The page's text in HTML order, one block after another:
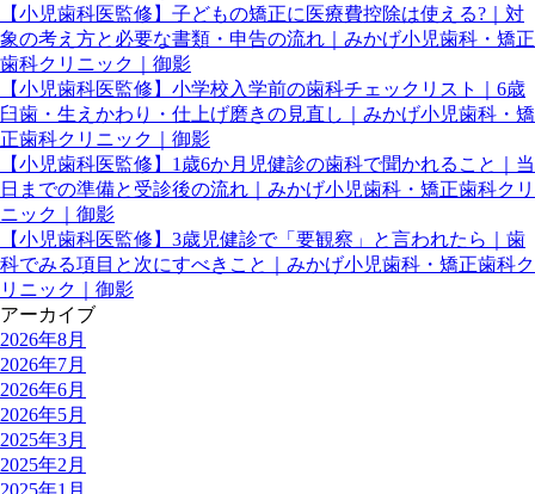
【小児歯科医監修】子どもの矯正に医療費控除は使える?｜対
象の考え方と必要な書類・申告の流れ｜みかげ小児歯科・矯正
歯科クリニック｜御影
【小児歯科医監修】小学校入学前の歯科チェックリスト｜6歳
臼歯・生えかわり・仕上げ磨きの見直し｜みかげ小児歯科・矯
正歯科クリニック｜御影
【小児歯科医監修】1歳6か月児健診の歯科で聞かれること｜当
日までの準備と受診後の流れ｜みかげ小児歯科・矯正歯科クリ
ニック｜御影
【小児歯科医監修】3歳児健診で「要観察」と言われたら｜歯
科でみる項目と次にすべきこと｜みかげ小児歯科・矯正歯科ク
リニック｜御影
アーカイブ
2026年8月
2026年7月
2026年6月
2026年5月
2025年3月
2025年2月
2025年1月